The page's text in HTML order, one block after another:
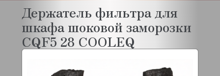
Держатель фильтра для
шкафа шоковой заморозки
CQF5 28 COOLEQ